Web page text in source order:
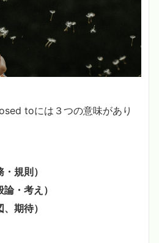
toには３つの意味があり
規則）
・考え）
期待）